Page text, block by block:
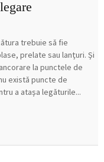
trebuie să fie
prelate sau lanțuri. Și
la punctele de
există puncte de
a atașa legăturile...